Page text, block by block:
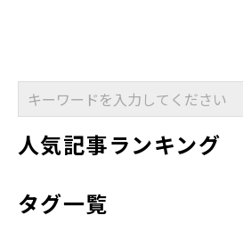
人気記事ランキング
タグ一覧